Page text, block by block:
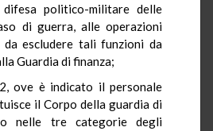
politico-militare delle
di guerra, alle operazioni
da escludere tali funzioni da
Guardia di finanza;
ove è indicato il personale
il Corpo della guardia di
nelle tre categorie degli